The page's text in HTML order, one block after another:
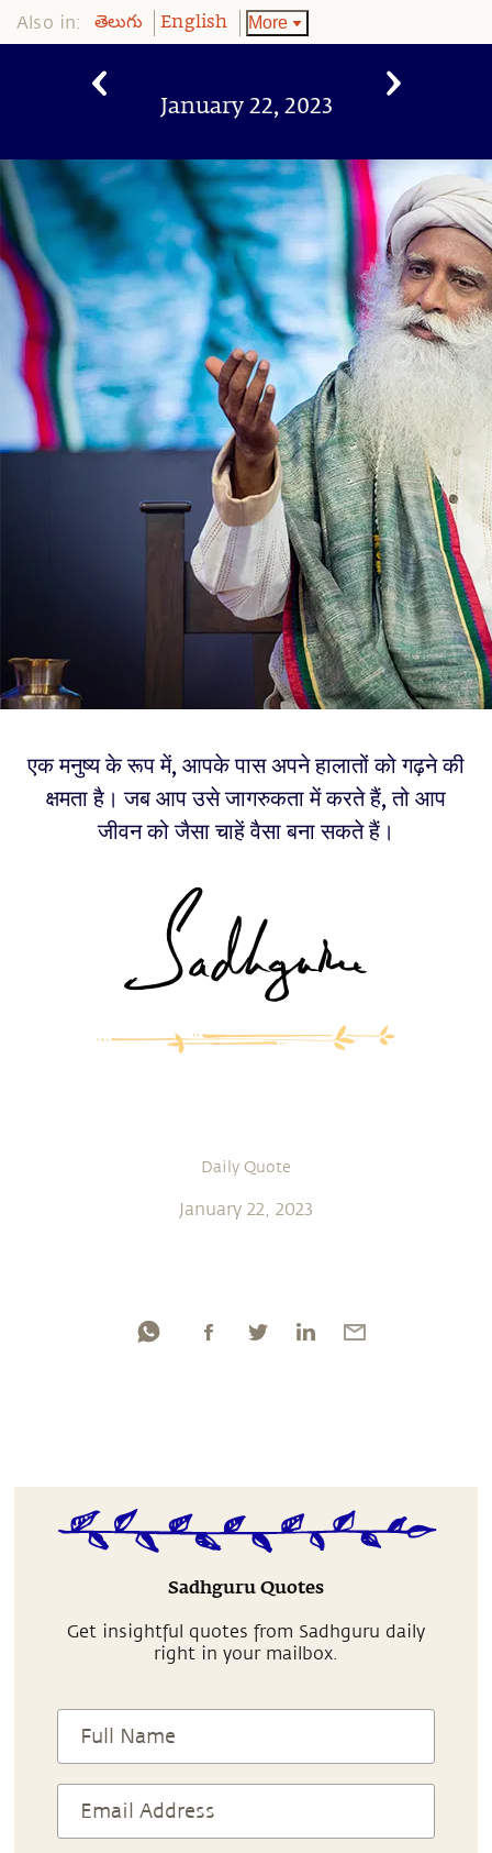
Also in: తెలుగు English More
January 22, 2023
एक मनुष्य के रूप में, आपके पास अपने हालातों को गढ़ने की
क्षमता है। जब आप उसे जागरुकता में करते हैं, तो आप
जीवन को जैसा चाहें वैसा बना सकते हैं।
Daily Quote
January 22, 2023
Sadhguru Quotes
Get insightful quotes from Sadhguru daily
right in your mailbox.